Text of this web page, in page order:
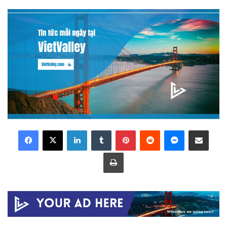
LinkedInTumblr PinterestReddit Messenger
Share via Email
Print